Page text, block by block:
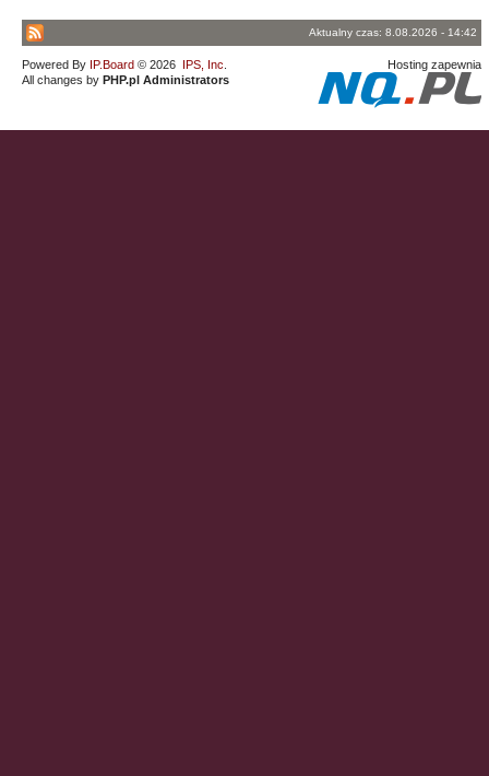
Aktualny czas: 8.08.2026 - 14:42
Powered By IP.Board © 2026 IPS, Inc
All changes by PHP.pl Administrators
Hosting zapewnia